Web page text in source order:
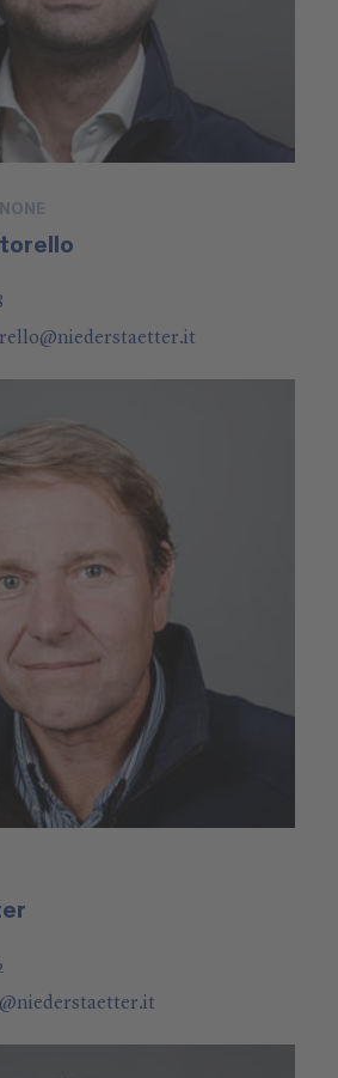
@niederstaetter.it
@niederstaetter.it